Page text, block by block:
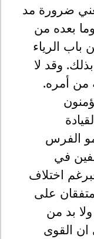
ضرورة مد
بعده من
باب الرياء
وقد لا
من أمره.
الفرس
في
اختلاف
متفقان على
بد من
القوى